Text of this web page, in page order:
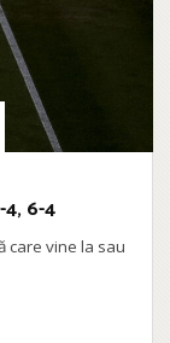
4, 6-4
care vine la sau